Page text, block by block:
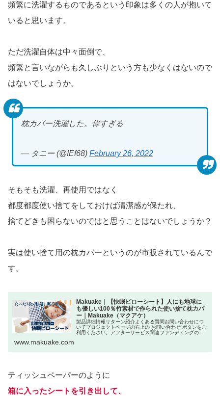
頻繁に洗濯するものであるという印象は多くの人が抱いて
いると思います。
ただ洗濯自体は中々面倒で、
頻繁と言いながらも久しぶりという方も少なくはないので
はないでしょうか。
枕カバー洗濯した。偉すぎる
— タニー (@IEf68) February 26, 2022
そもそも洗濯、再使用ではなく
都度都度使い捨てをしておけば清潔感が保たれ、
捨てどきも困らないのではと思うことはないでしょうか？
実は使い捨て用の枕カバーというのが市販されているんで
す。
Makuake｜【快眠ピローシート】人にも地球に
も優しい100％竹素材で作られた使い捨て枕カバ
ー｜Makuake（マクアケ）
製品詳細情報リターン紹介よくある質問お問い合わせにつ
いてプロジェクトページの右上の“お問い合わせ”ボタンをご
利用ください。アフターサービス関連ファンディングの特
www.makuake.com
ティッシュペーパーのように
箱に入ったシートを引き出して、